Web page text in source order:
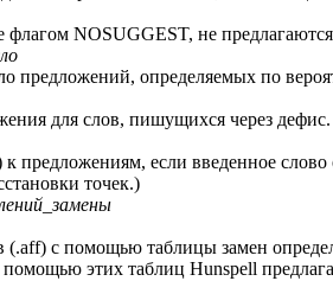
NOSUGGEST, не
предложений, определяемых по
для слов, пишущихся через дефис.
к предложениям, если введенное
точек.)
с помощью таблицы замен
этих таблиц Hunspell